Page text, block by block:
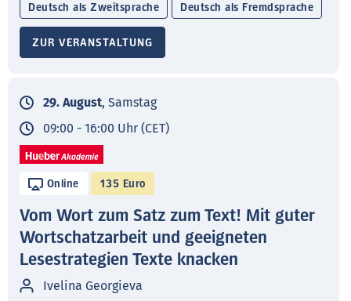
Deutsch als Zweitsprache Deutsch als Fremdsprache
ZUR VERANSTALTUNG
29. August, Samstag
09:00 - 16:00 Uhr (CET)
Online 135 Euro
Vom Wort zum Satz zum Text! Mit guter
Wortschatzarbeit und geeigneten
Lesestrategien Texte knacken
Ivelina Georgieva